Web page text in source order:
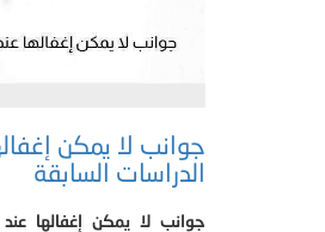
جوانب لا يمكن
الدراسات السابقة
جوانب لا يمكن إغفالها